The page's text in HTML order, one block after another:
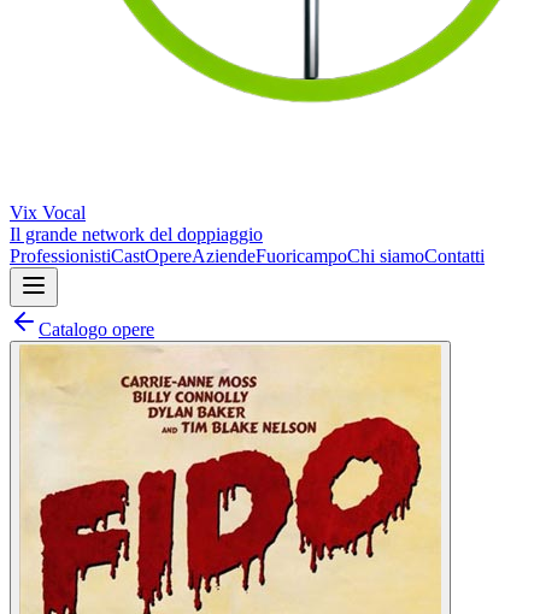
Vix Vocal
Il grande network del doppiaggio
ProfessionistiCastOpereAziendeFuoricampoChi siamoContatti
Catalogo opere